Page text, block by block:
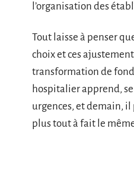
l’organisation des
Tout laisse à penser
choix et ces
transformation de fond.
hospitalier apprend,
urgences, et demain,
plus tout à fait le